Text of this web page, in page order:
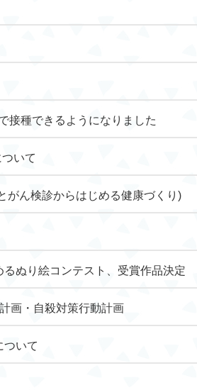
接種できるようになりました
いて
がん検診からはじめる健康づくり)
るぬり絵コンテスト、受賞作品決定
画・自殺対策行動計画
ついて